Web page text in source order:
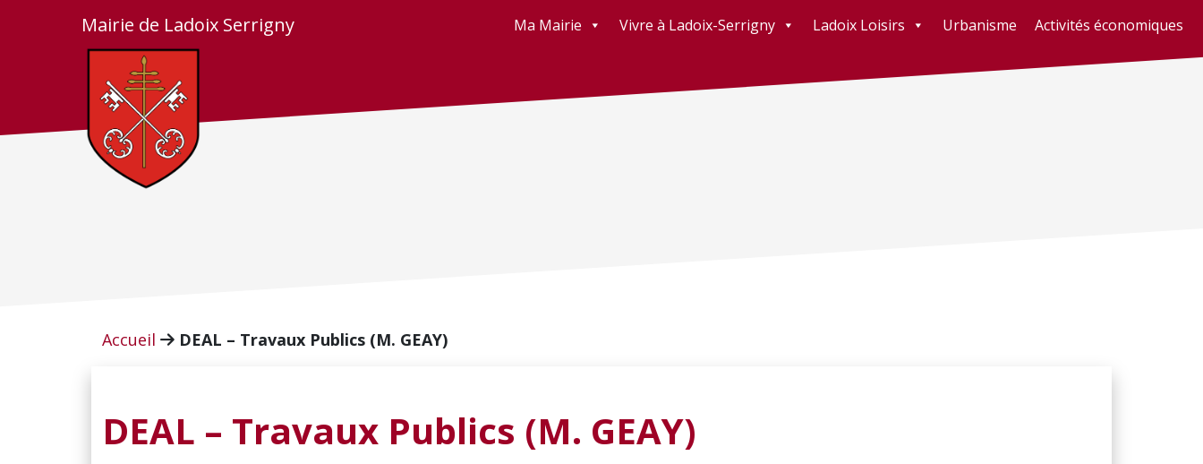
Mairie de Ladoix Serrigny Ma Mairie Vivre à Ladoix-Serrigny Ladoix Loisirs Urbanisme Activités économiques
Accueil DEAL – Travaux Publics (M. GEAY)
DEAL – Travaux Publics (M. GEAY)